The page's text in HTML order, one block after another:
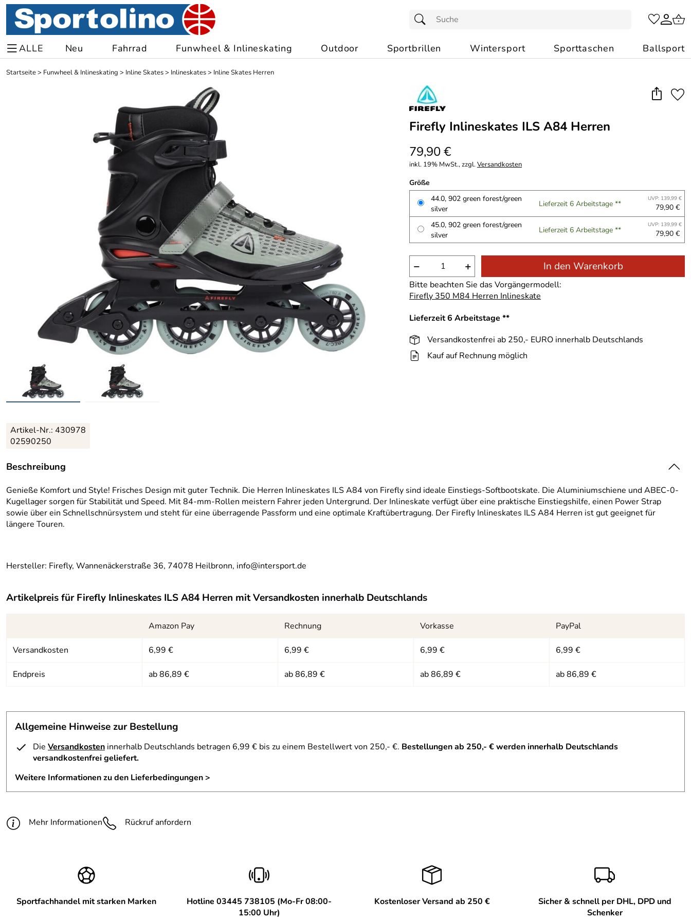
ALLE Neu Fahrrad Funwheel & Inlineskating Outdoor Sportbrillen Wintersport Sporttaschen Ballsport
Startseite> Funwheel & Inlineskating > Inline Skates> Inlineskates> Inline Skates Herren
Firefly Inlineskates ILS A84 Herren
79,90 €
inkl. 19% MwSt., zzgl.Versandkosten
Größe
44.0, 902 green forest/green
silver
Lieferzeit 6 Arbeitstage ** UVP: 139,99 €
79,90 €
45.0, 902 green forest/green
silver
Lieferzeit 6 Arbeitstage ** UVP: 139,99 €
79,90 €
− + In den Warenkorb
Bitte beachten Sie das Vorgängermodell:
Firefly 350 M84 Herren Inlineskate
Lieferzeit 6 Arbeitstage **
Versandkostenfrei ab 250,- EURO innerhalb Deutschlands
Kauf auf Rechnung möglich
Artikel-Nr.: 430978
02590250
Beschreibung
Genieße Komfort und Style! Frisches Design mit guter Technik. Die Herren Inlineskates ILS A84 von Firefly sind ideale Einstiegs-Softbootskate. Die Aluminiumschiene und ABEC-0-
Kugellager sorgen für Stabilität und Speed. Mit 84-mm-Rollen meistern Fahrer jeden Untergrund. Der Inlineskate verfügt über eine praktische Einstiegshilfe, einen Power Strap
sowie über ein Schnellschnürsystem und steht für eine überragende Passform und eine optimale Kraftübertragung. Der Firefly Inlineskates ILS A84 Herren ist gut geeignet für
längere Touren.
Hersteller: Firefly, Wannenäckerstraße 36, 74078 Heilbronn, info@intersport.de
Artikelpreis fürFirefly Inlineskates ILS A84 Herren mit Versandkosten innerhalb Deutschlands
Amazon Pay Rechnung Vorkasse PayPal
Versandkosten 6,99 € 6,99 € 6,99 € 6,99 €
Endpreis ab 86,89 € ab 86,89 € ab 86,89 € ab 86,89 €
Allgemeine Hinweise zur Bestellung
Die Versandkosten innerhalb Deutschlands betragen 6,99 € bis zu einem Bestellwert von 250,- €. Bestellungen ab 250,- € werden innerhalb Deutschlands
versandkostenfrei geliefert.
Weitere Informationen zu den Lieferbedingungen >
Mehr Informationen Rückruf anfordern
Sportfachhandel mit starken Marken
Hotline 03445 738105 (Mo-Fr 08:00-
15:00 Uhr)
Kostenloser Versand ab 250 €
Sicher & schnell per DHL, DPD und
Schenker